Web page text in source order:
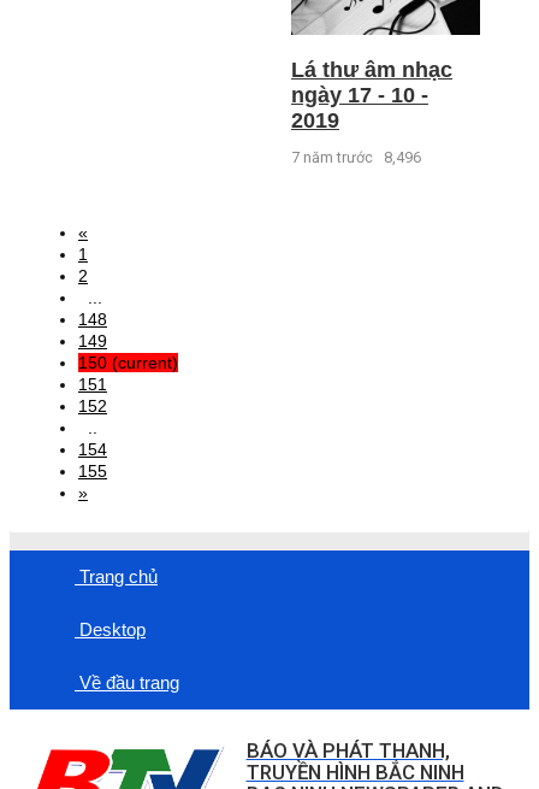
Lá thư âm nhạc
ngày 17 - 10 -
2019
7 năm trước 8,496
«
1
2
148
149
150 (current)
151
152
154
155
»
Trang chủ
Desktop
Về đầu trang
BÁO VÀ PHÁT THANH,
TRUYỀN HÌNH BẮC NINH